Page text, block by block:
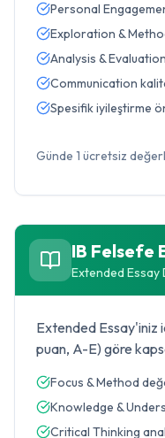
Personal
Exploration &
Analysis &
Communication
Spesifik iyileştirme
Günde 1 ücretsiz
IB Felsefe
Extended
Extended Essay'iniz
puan, A-E) göre
Focus & Method
Knowledge &
Critical Thinking